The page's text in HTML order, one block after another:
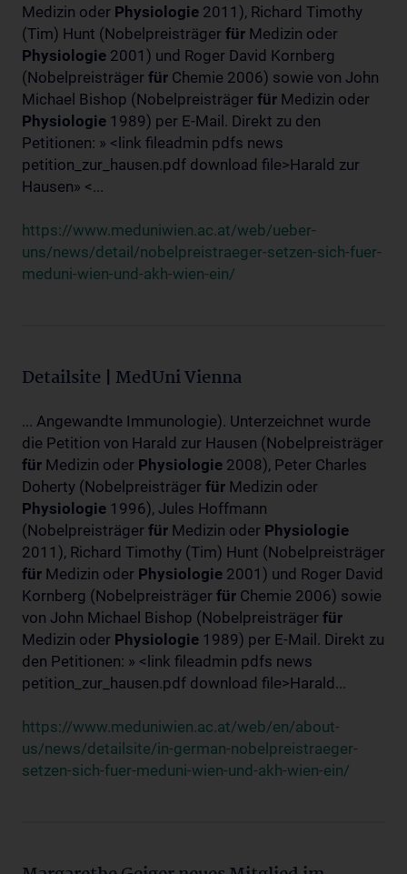
Medizin oder Physiologie 2011), Richard Timothy
(Tim) Hunt (Nobelpreisträger für Medizin oder
Physiologie 2001) und Roger David Kornberg
(Nobelpreisträger für Chemie 2006) sowie von John
Michael Bishop (Nobelpreisträger für Medizin oder
Physiologie 1989) per E-Mail. Direkt zu den
Petitionen: » <link fileadmin pdfs news
petition_zur_hausen.pdf download file>Harald zur
Hausen» <...
https://www.meduniwien.ac.at/web/ueber-
uns/news/detail/nobelpreistraeger-setzen-sich-fuer-
meduni-wien-und-akh-wien-ein/
Detailsite | MedUni Vienna
... Angewandte Immunologie). Unterzeichnet wurde
die Petition von Harald zur Hausen (Nobelpreisträger
für Medizin oder Physiologie 2008), Peter Charles
Doherty (Nobelpreisträger für Medizin oder
Physiologie 1996), Jules Hoffmann
(Nobelpreisträger für Medizin oder Physiologie
2011), Richard Timothy (Tim) Hunt (Nobelpreisträger
für Medizin oder Physiologie 2001) und Roger David
Kornberg (Nobelpreisträger für Chemie 2006) sowie
von John Michael Bishop (Nobelpreisträger für
Medizin oder Physiologie 1989) per E-Mail. Direkt zu
den Petitionen: » <link fileadmin pdfs news
petition_zur_hausen.pdf download file>Harald...
https://www.meduniwien.ac.at/web/en/about-
us/news/detailsite/in-german-nobelpreistraeger-
setzen-sich-fuer-meduni-wien-und-akh-wien-ein/